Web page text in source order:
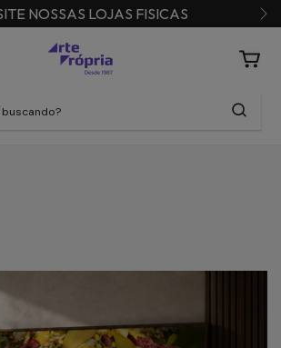
NOSSAS LOJAS FISICAS